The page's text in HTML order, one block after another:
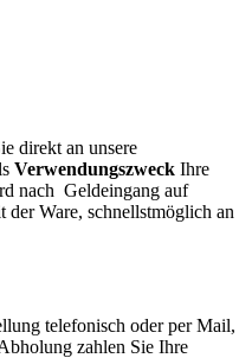
direkt an unsere
Verwendungszweck Ihre
nach Geldeingang auf
Ware, schnellstmöglich an
telefonisch oder per Mail,
zahlen Sie Ihre